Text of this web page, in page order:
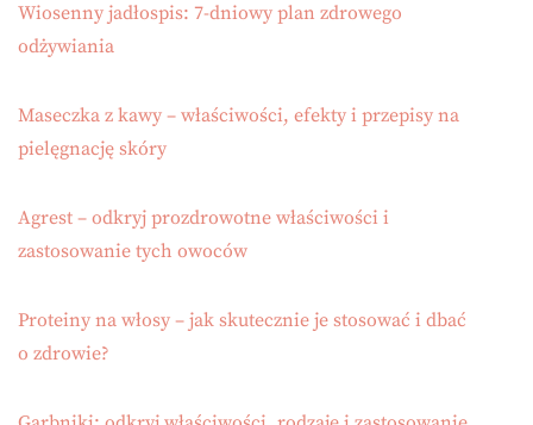
Wiosenny jadłospis: 7-dniowy plan zdrowego
odżywiania
Maseczka z kawy – właściwości, efekty i przepisy na
pielęgnację skóry
Agrest – odkryj prozdrowotne właściwości i
zastosowanie tych owoców
Proteiny na włosy – jak skutecznie je stosować i dbać
o zdrowie?